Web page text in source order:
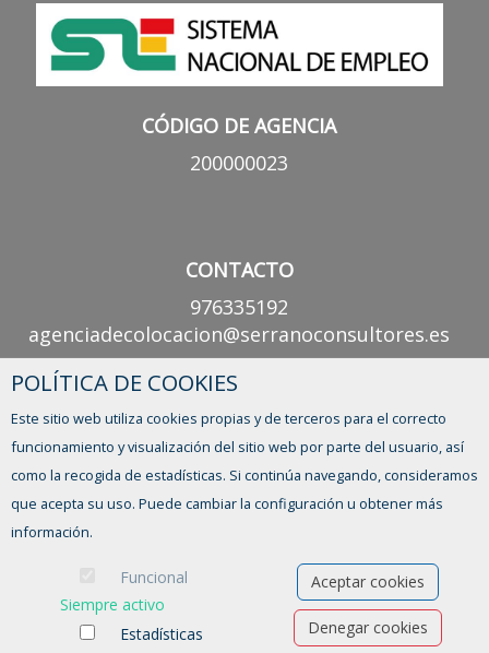
CÓDIGO DE AGENCIA
200000023
CONTACTO
976335192
agenciadecolocacion@serranoconsultores.es
CONTACTO
Lunes a viernes
de 9:00 a 14:00h
POLÍTICA DE COOKIES
Este sitio web utiliza cookies propias y de terceros para el correcto
funcionamiento y visualización del sitio web por parte del usuario, así
como la recogida de estadísticas. Si continúa navegando, consideramos
que acepta su uso. Puede cambiar la configuración u obtener más
información.
Funcional
Siempre activo
Estadísticas
Aceptar cookies
Denegar cookies